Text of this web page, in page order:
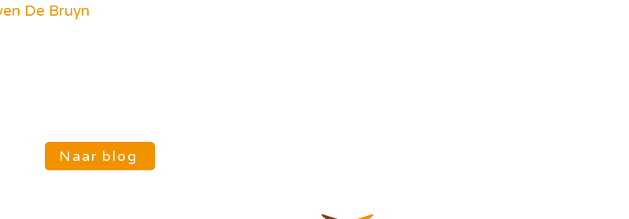
De Bruyn
Naar blog